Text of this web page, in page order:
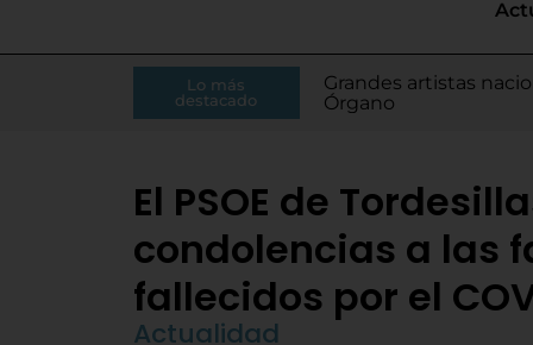
Lo más
destacado
Caja Rural de
RFEF
Villamarciel da
Grandes artistas
Órgano
Continúa la venta de
El presidente de la
Monge
Todo listo para el
Tordesillas refuerza
El Pleno de
Moisés Ramírez
para el Europeo
IU-APT plantea ocho
El PSOE de
condolencias a las
fallecidos por el
Actualidad